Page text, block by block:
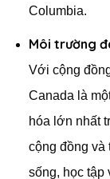
Columbia.
Môi trường
Với cộng
Canada là
hóa lớn nhất
cộng đồng và
sống, học tập